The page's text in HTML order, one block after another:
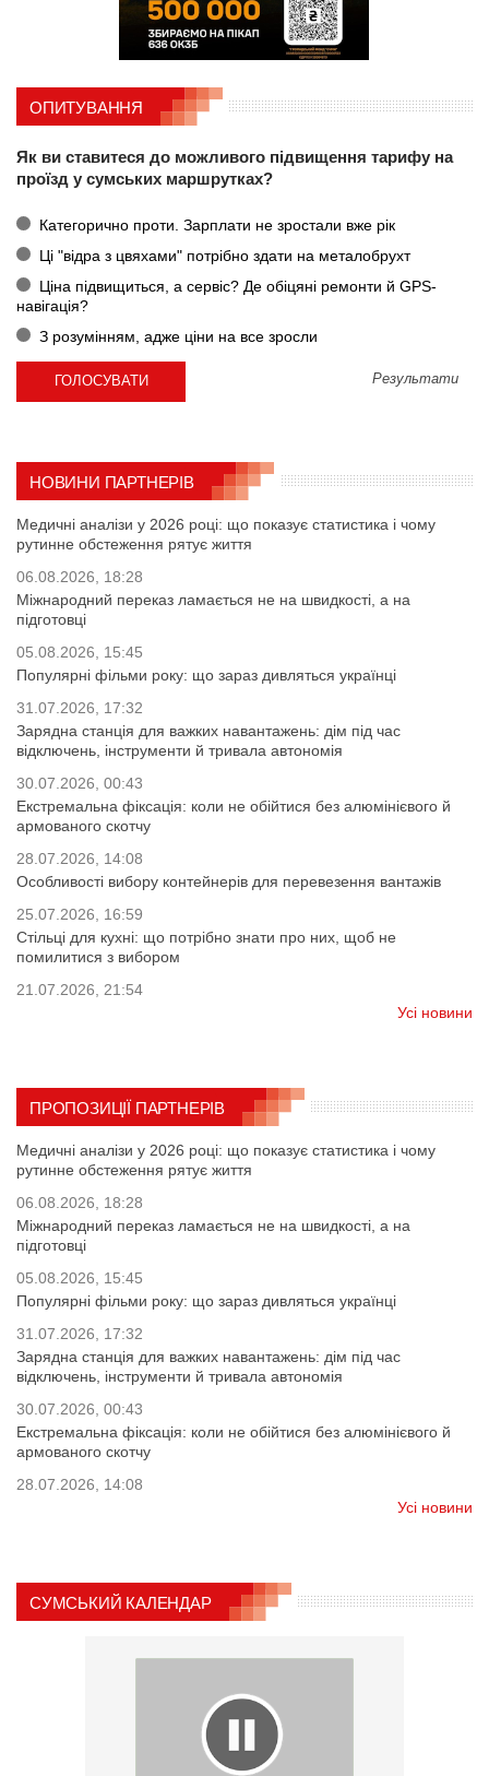
ОПИТУВАННЯ
Як ви ставитеся до можливого підвищення тарифу на
проїзд у сумських маршрутках?
Категорично проти. Зарплати не зростали вже рік
Ці "відра з цвяхами" потрібно здати на металобрухт
Ціна підвищиться, а сервіс? Де обіцяні ремонти й GPS-
навігація?
З розумінням, адже ціни на все зросли
Результати
НОВИНИ ПАРТНЕРІВ
Медичні аналізи у 2026 році: що показує статистика і чому
рутинне обстеження рятує життя
06.08.2026, 18:28
Міжнародний переказ ламається не на швидкості, а на
підготовці
05.08.2026, 15:45
Популярні фільми року: що зараз дивляться українці
31.07.2026, 17:32
Зарядна станція для важких навантажень: дім під час
відключень, інструменти й тривала автономія
30.07.2026, 00:43
Екстремальна фіксація: коли не обійтися без алюмінієвого й
армованого скотчу
28.07.2026, 14:08
Особливості вибору контейнерів для перевезення вантажів
25.07.2026, 16:59
Стільці для кухні: що потрібно знати про них, щоб не
помилитися з вибором
21.07.2026, 21:54
Усі новини
ПРОПОЗИЦІЇ ПАРТНЕРІВ
Медичні аналізи у 2026 році: що показує статистика і чому
рутинне обстеження рятує життя
06.08.2026, 18:28
Міжнародний переказ ламається не на швидкості, а на
підготовці
05.08.2026, 15:45
Популярні фільми року: що зараз дивляться українці
31.07.2026, 17:32
Зарядна станція для важких навантажень: дім під час
відключень, інструменти й тривала автономія
30.07.2026, 00:43
Екстремальна фіксація: коли не обійтися без алюмінієвого й
армованого скотчу
28.07.2026, 14:08
Усі новини
СУМСЬКИЙ КАЛЕНДАР